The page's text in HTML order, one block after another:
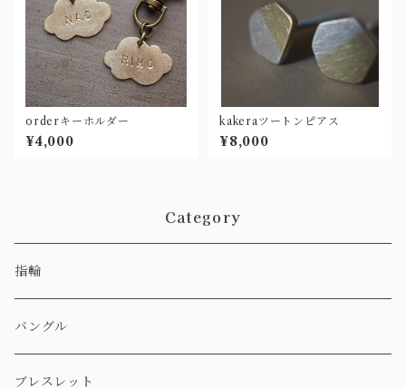
orderキーホルダー
¥4,000
kakeraツートンピアス
¥8,000
Category
指輪
バングル
ブレスレット